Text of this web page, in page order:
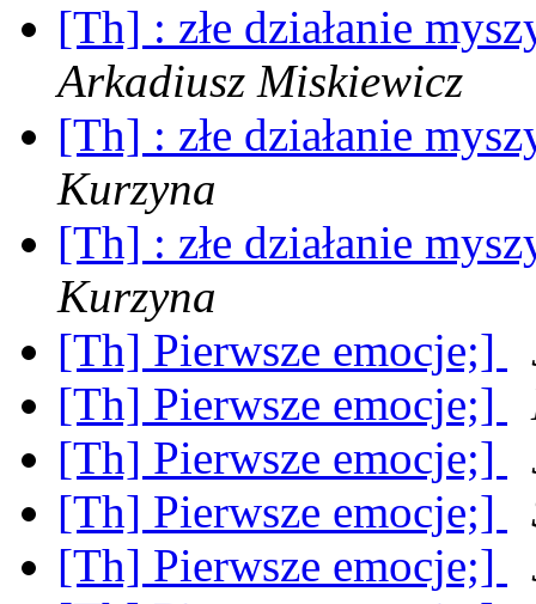
[Th] : złe działanie
Arkadiusz Miskiewicz
[Th] : złe działanie
Kurzyna
[Th] : złe działanie
Kurzyna
[Th] Pierwsze emocje;]
[Th] Pierwsze emocje;]
[Th] Pierwsze emocje;]
[Th] Pierwsze emocje;]
[Th] Pierwsze emocje;]